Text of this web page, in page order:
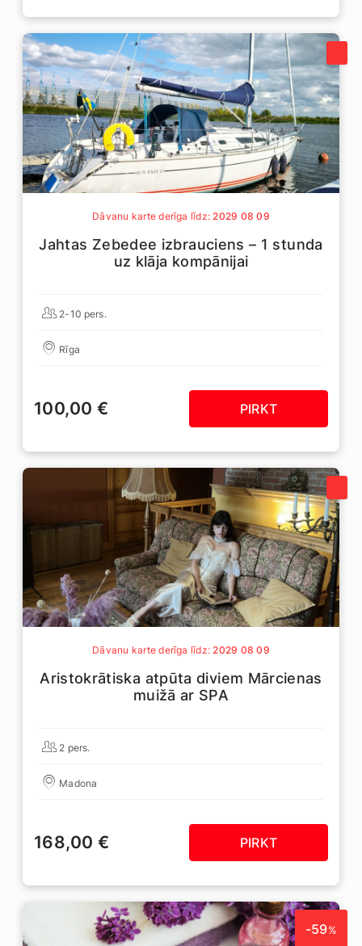
Dāvanu karte derīga līdz: 2029 08 09
Jahtas Zebedee izbrauciens – 1 stunda
uz klāja kompānijai
2-10 pers.
Rīga
100,00 € PIRKT
Dāvanu karte derīga līdz: 2029 08 09
Aristokrātiska atpūta diviem Mārcienas
muižā ar SPA
2 pers.
Madona
168,00 € PIRKT
-59%